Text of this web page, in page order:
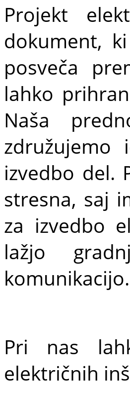
Projekt
dokument,
posveča
lahko
Naša
združujemo
izvedbo del.
stresna, saj
za izvedbo
lažjo
komunikacijo.
Pri nas
električnih